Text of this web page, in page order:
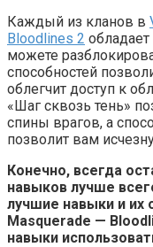
Каждый из кланов в
Bloodlines 2
можете
способностей
облегчит доступ к
«Шаг сквозь тень»
спины врагов, а
позволит вам
Конечно, всегда
навыков лучше
лучшие навыки и их
Masquerade —
навыки